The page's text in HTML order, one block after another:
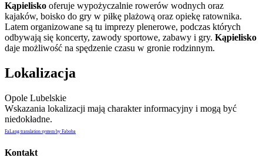
Kąpielisko oferuje wypożyczalnie rowerów wodnych oraz
kajaków, boisko do gry w piłkę plażową oraz opiekę ratownika.
Latem organizowane są tu imprezy plenerowe, podczas których
odbywają się koncerty, zawody sportowe, zabawy i gry. Kąpielisko
daje możliwość na spędzenie czasu w gronie rodzinnym.
Lokalizacja
Opole Lubelskie
Wskazania lokalizacji mają charakter informacyjny i mogą być
niedokładne.
FaLang translation system by Faboba
Kontakt